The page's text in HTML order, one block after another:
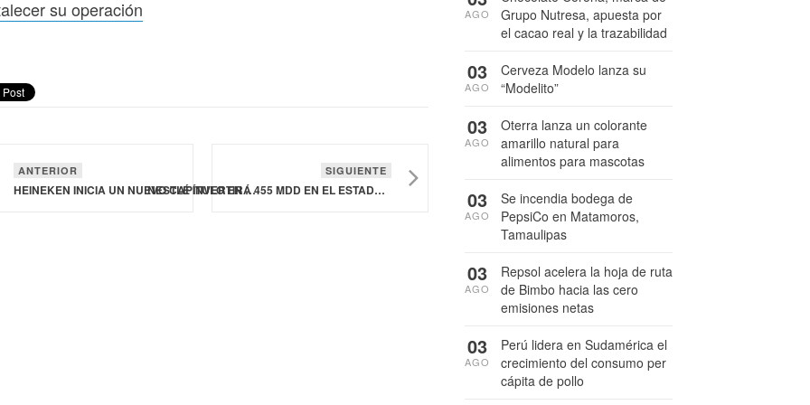
su operación
ANTERIOR
HEINEKEN INICIA UN NUEVO CAPÍTULO EN CENTROAMÉRICA
SIGUIENTE
NESTLÉ INVERTIRÁ 455 MDD EN EL ESTADO DE MÉXICO PARA FORTALECER SU OPERACIÓN
Grupo Nutresa, apuesta por
el cacao real y la trazabilidad
AGO
Cerveza Modelo lanza su
“Modelito”
03
AGO
Oterra lanza un colorante
amarillo natural para
alimentos para mascotas
03
AGO
Se incendia bodega de
PepsiCo en Matamoros,
Tamaulipas
03
AGO
Repsol acelera la hoja de ruta
de Bimbo hacia las cero
emisiones netas
03
AGO
Perú lidera en Sudamérica el
crecimiento del consumo per
cápita de pollo
03
AGO